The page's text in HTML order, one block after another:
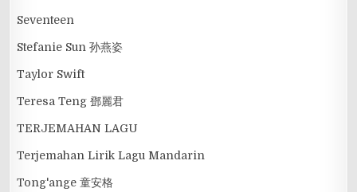
Seventeen
Stefanie Sun 孙燕姿
Taylor Swift
Teresa Teng 鄧麗君
TERJEMAHAN LAGU
Terjemahan Lirik Lagu Mandarin
Tong'ange 童安格